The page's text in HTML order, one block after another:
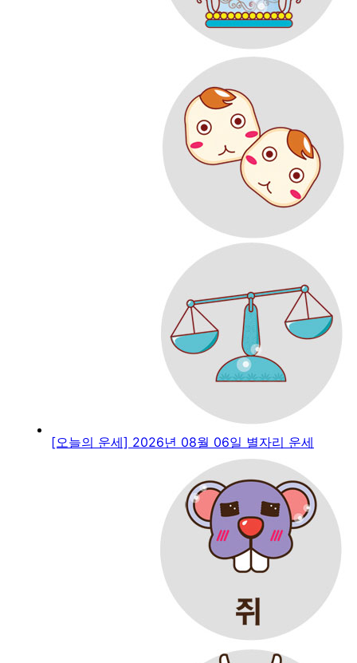
[오늘의 운세] 2026년 08월 06일 별자리 운세